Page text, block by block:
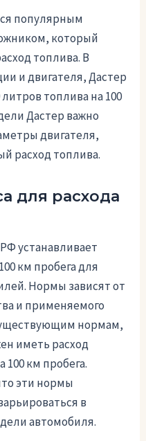
популярным
который
топлива. В
и двигателя, Дастер
топлива на 100
Дастер важно
двигателя,
расход топлива.
для расхода
устанавливает
км пробега для
Нормы зависят от
и применяемого
нормам,
иметь расход
100 км пробега.
эти нормы
в
автомобиля.